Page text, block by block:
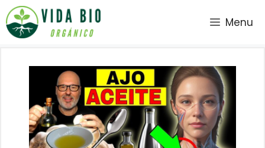
Saltar
al
contenido
Menu